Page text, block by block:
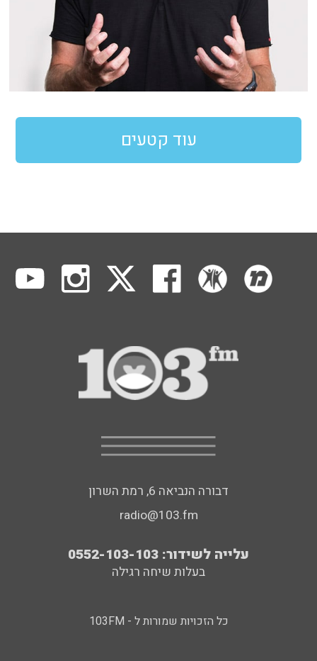
עוד קטעים
דבורה הנביאה 6, רמת השרון
radio@103.fm
עלייה לשידור: 0552-103-103
בעלות שיחה רגילה
כל הזכויות שמורות ל - 103FM